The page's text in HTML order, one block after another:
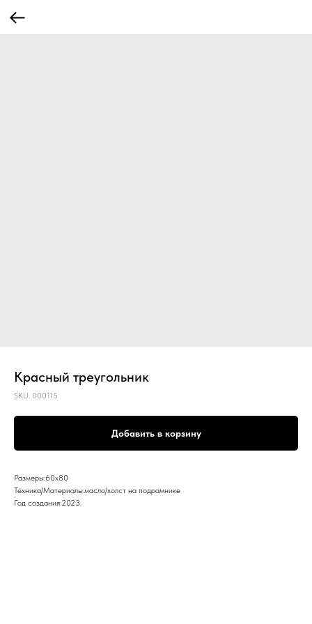
Красный треугольник
SKU: 000115
Добавить в корзину
Размеры:60х80
Техника/Материалы:масло/холст на подрамнике
Год создания:2023